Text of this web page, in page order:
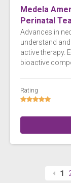
Medela
Perinatal
Advances in
understand
active therapy.
bioactive
Rating
1